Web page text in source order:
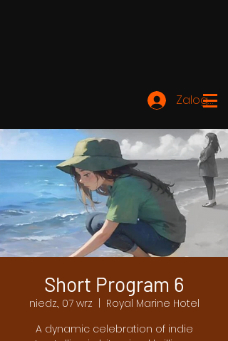
Zaloguj się
Short Program 6
niedz., 07 wrz
Royal Marine Hotel
A dynamic celebration of indie